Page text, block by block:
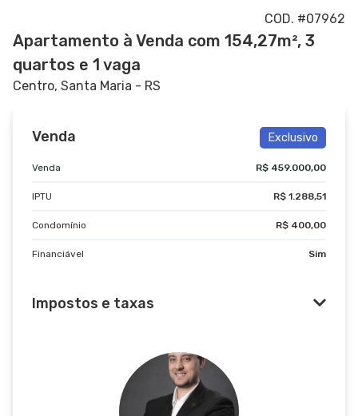
COD. #07962
Apartamento à Venda com 154,27m², 3
quartos e 1 vaga
Centro, Santa Maria - RS
Venda Exclusivo
Venda R$ 459.000,00
IPTU R$ 1.288,51
Condomínio R$ 400,00
Financiável Sim
Impostos e taxas